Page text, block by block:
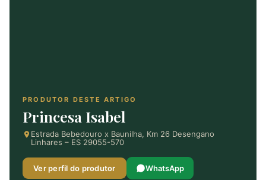
PRODUTOR DESTE ARTIGO
Princesa Isabel
Estrada Bebedouro x Baunilha, Km 26 Desengano
Linhares – ES 29055-570
Ver perfil do produtor WhatsApp